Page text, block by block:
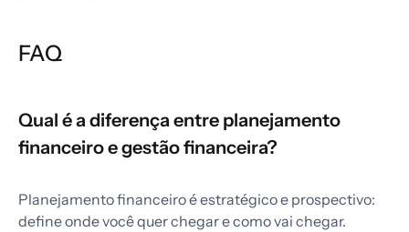
FAQ
Qual é a diferença entre planejamento
financeiro e gestão financeira?
Planejamento financeiro é estratégico e prospectivo:
define onde você quer chegar e como vai chegar.